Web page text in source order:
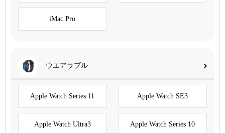
iMac Pro
ウエアラブル
Apple Watch Series 11 Apple Watch SE3
Apple Watch Ultra3 Apple Watch Series 10